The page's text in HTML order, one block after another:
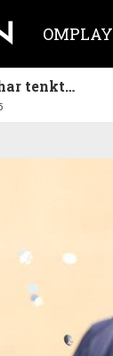
OMPLAY
tenkt
på